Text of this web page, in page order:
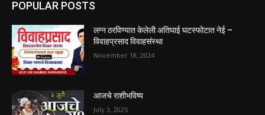
POPULAR POSTS
लग्न ठरविण्यात केलेली अतिघाई घटस्फोटात नेई –
विवाहप्रसाद विवाहसंस्था
November 18, 2024
आजचे राशीभविष्य
July 3, 2025